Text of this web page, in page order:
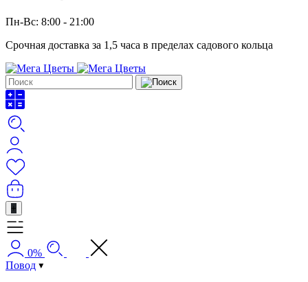
Пн-Вс: 8:00 - 21:00
Срочная доставка за 1,5 часа в пределах садового кольца
+
0%
Повод